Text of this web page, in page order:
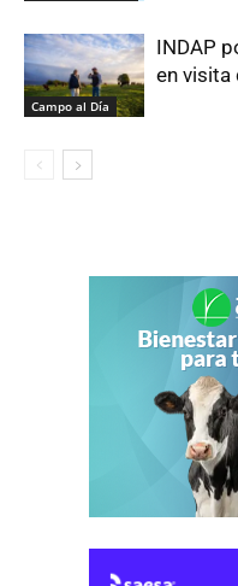
Campo al Día
INDAP
en visita